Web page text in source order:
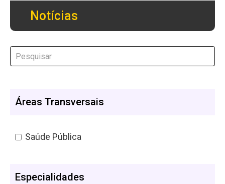
Notícias
Áreas Transversais
Saúde Pública
Especialidades